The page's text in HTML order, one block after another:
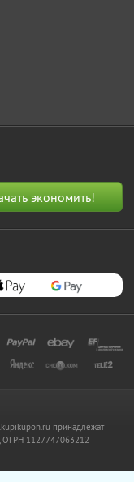
принадлежат
ОГРН 1127747063212